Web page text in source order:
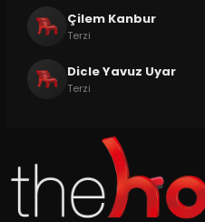
Çilem Kanbur
Terzi
Dicle Yavuz Uyar
Terzi